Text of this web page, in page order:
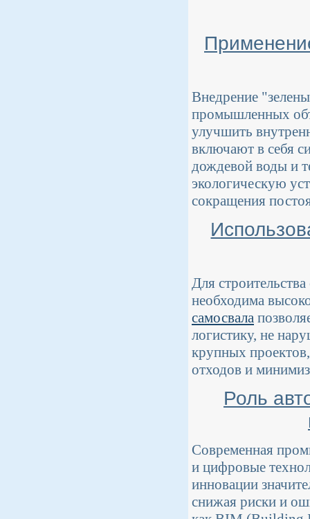
Внедрение
промышленных
улучшить
включают в себя
дождевой воды и
экологическую
сокращения
Для
необходима
самосвала
логистику, не
крупных
отходов и
Роль
Современная
и цифровые
инновации
снижая риски и